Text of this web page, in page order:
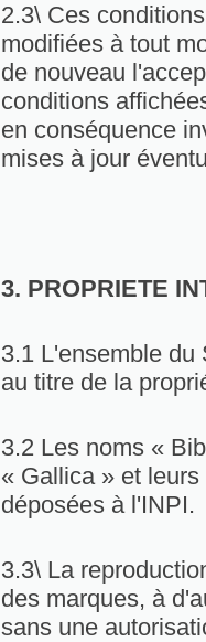
2.3\ Ces
modifiées à tout
de nouveau
conditions
en conséquence
mises à jour
3. PROPRIETE
3.1 L'ensemble du
au titre de la
3.2 Les noms «
« Gallica » et
déposées à l'INPI.
3.3\ La
des marques, à
sans une